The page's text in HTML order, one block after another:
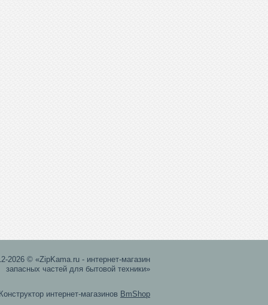
2026 © «ZipKama.ru - интернет-магазин
запасных частей для бытовой техники»
интернет-магазинов BmShop